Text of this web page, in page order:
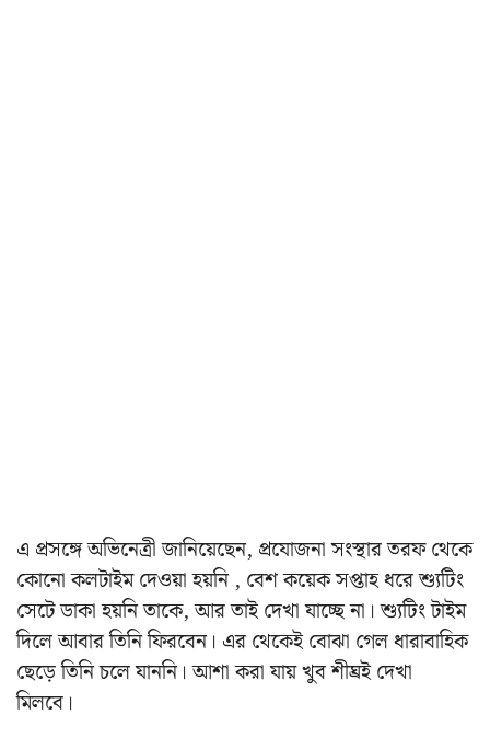
এ প্রসঙ্গে অভিনেত্রী জানিয়েছেন, প্রযোজনা সংস্থার তরফ থেকে
কোনো কলটাইম দেওয়া হয়নি , বেশ কয়েক সপ্তাহ ধরে শ্যুটিং
সেটে ডাকা হয়নি তাকে, আর তাই দেখা যাচ্ছে না। শ্যুটিং টাইম
দিলে আবার তিনি ফিরবেন। এর থেকেই বোঝা গেল ধারাবাহিক
ছেড়ে তিনি চলে যাননি। আশা করা যায় খুব শীঘ্রই দেখা
মিলবে।